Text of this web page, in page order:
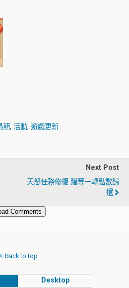
期, 活動, 遊戲更新
Next Post
天怒任務修復 躍等一轉點數歸
還
Comments
Back to top
Desktop